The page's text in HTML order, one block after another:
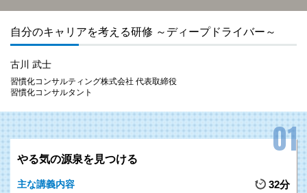
自分のキャリアを考える研修 ～ディープドライバー～
古川 武士
習慣化コンサルティング株式会社 代表取締役
習慣化コンサルタント
やる気の源泉を見つける
主な講義内容 32分